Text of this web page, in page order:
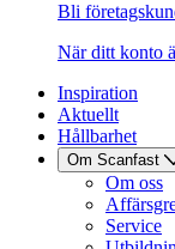
Bli
När ditt konto
Inspiration
Aktuellt
Hållbarhet
Om Scanfast
Om oss
Service